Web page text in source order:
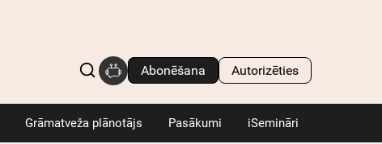
Abonēšana Autorizēties
Grāmatveža plānotājs Pasākumi iSemināri